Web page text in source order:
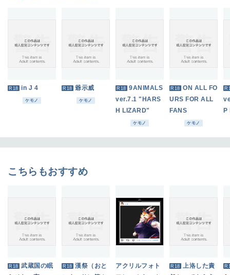
R18 in J 4
ケモノ
R18 爺示威
ケモノ
R18 9ANIMALS
ver.7.1 "HARS
H LIZARD"
ケモノ
R18 ON ALL FO
URS FOR ALL
FANS
ケモノ
P
こちらもおすすめ
R18 武蔵国の眠
R18 漢祭（おと
アクリルフォト
R18 上洛した責